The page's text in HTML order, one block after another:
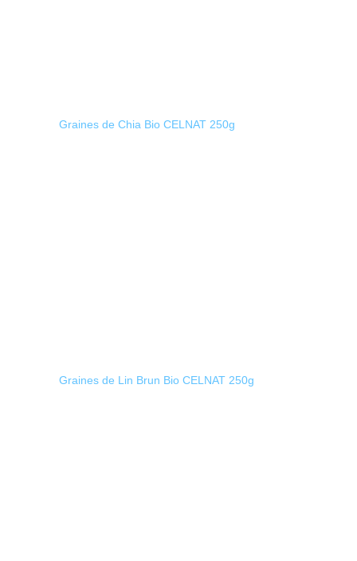
Graines de Chia Bio CELNAT 250g
Graines de Lin Brun Bio CELNAT 250g